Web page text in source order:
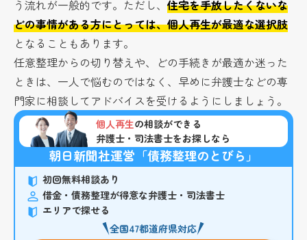
う流れが一般的です。ただし、住宅を手放したくないな
どの事情がある方にとっては、個人再生が最適な選択肢
となることもあります。
任意整理からの切り替えや、どの手続きが最適か迷った
ときは、一人で悩むのではなく、早めに弁護士などの専
門家に相談してアドバイスを受けるようにしましょう。
個人再生の相談ができる
弁護士・司法書士をお探しなら
朝日新聞社運営「債務整理のとびら」
初回無料相談あり
借金・債務整理が得意な弁護士・司法書士
エリアで探せる
全国47都道府県対応